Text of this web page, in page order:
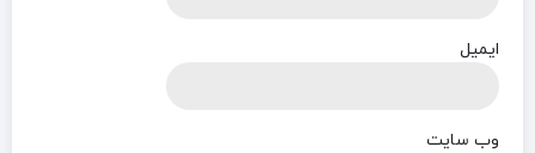
ایمیل
وب‌ سایت